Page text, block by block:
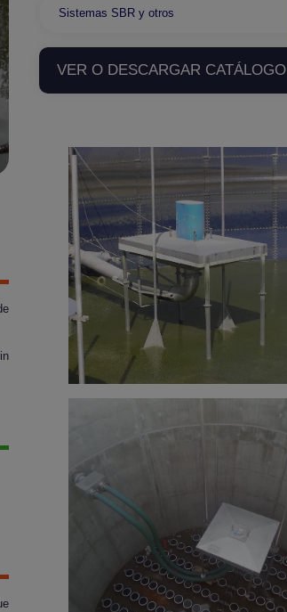
Sistemas SBR y otros
VER O DESCARGAR CATÁLOGO